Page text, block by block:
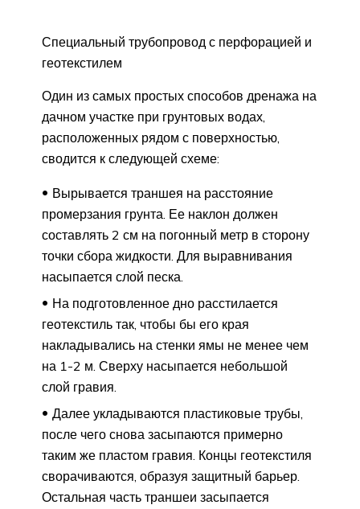
Специальный трубопровод с перфорацией и
геотекстилем
Один из самых простых способов дренажа на
дачном участке при грунтовых водах,
расположенных рядом с поверхностью,
сводится к следующей схеме:
Вырывается траншея на расстояние
промерзания грунта. Ее наклон должен
составлять 2 см на погонный метр в сторону
точки сбора жидкости. Для выравнивания
насыпается слой песка.
На подготовленное дно расстилается
геотекстиль так, чтобы бы его края
накладывались на стенки ямы не менее чем
на 1-2 м. Сверху насыпается небольшой
слой гравия.
Далее укладываются пластиковые трубы,
после чего снова засыпаются примерно
таким же пластом гравия. Концы геотекстиля
сворачиваются, образуя защитный барьер.
Остальная часть траншеи засыпается